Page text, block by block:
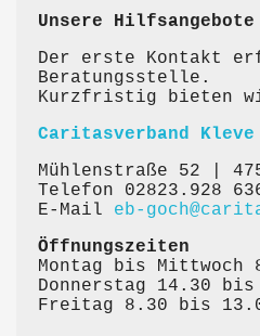
Unsere
Der erste Kontakt
Beratungsstelle.
Kurzfristig bieten
Caritasverband
Mühlenstraße 52 |
Telefon 02823.928
E-Mail eb-
Öffnungszeiten
Montag bis
Donnerstag 14.30
Freitag 8.30 bis